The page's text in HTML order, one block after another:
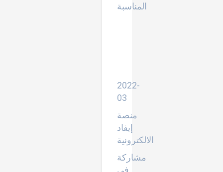
المناسبة
2022-
03
منصة
إيفاد
الالكترونية
مشاركة
في